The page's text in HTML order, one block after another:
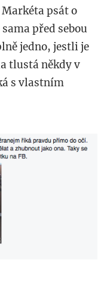
psát o
před sebou
jedno, jestli je
tlustá někdy v
s vlastním